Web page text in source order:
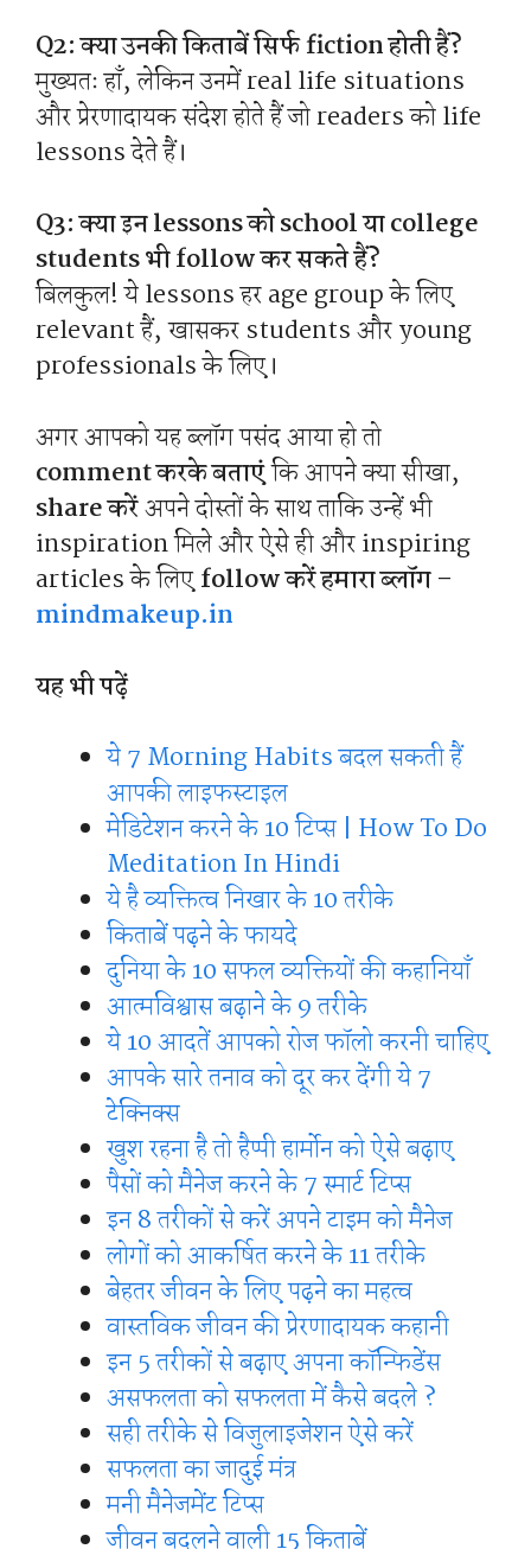
Q2: क्या उनकी किताबें सिर्फ fiction होती हैं?
मुख्यतः हाँ, लेकिन उनमें real life situations
और प्रेरणादायक संदेश होते हैं जो readers को life
lessons देते हैं।
Q3: क्या इन lessons को school या college
students भी follow कर सकते हैं?
बिलकुल! ये lessons हर age group के लिए
relevant हैं, खासकर students और young
professionals के लिए।
अगर आपको यह ब्लॉग पसंद आया हो तो
comment करके बताएंकि आपने क्या सीखा,
share करेंअपने दोस्तों के साथ ताकि उन्हें भी
inspiration मिले और ऐसे ही और inspiring
articles के लिएfollow करें हमारा ब्लॉग –
mindmakeup.in
यह भी पढ़ें
ये 7 Morning Habits बदल सकती हैं
आपकी लाइफस्टाइल
मेडिटेशन करने के 10 टिप्स | How To Do
Meditation In Hindi
ये है व्यक्तित्व निखार के 10 तरीके
किताबें पढ़ने के फायदे
दुनिया के 10 सफल व्यक्तियों की कहानियाँ
आत्मविश्वास बढ़ाने के 9 तरीके
ये 10 आदतें आपको रोज फॉलो करनी चाहिए
आपके सारे तनाव को दूर कर देंगी ये 7
टेक्निक्स
खुश रहना है तो हैप्पी हार्मोन को ऐसे बढ़ाए
पैसों को मैनेज करने के 7 स्मार्ट टिप्स
इन 8 तरीकों से करें अपने टाइम को मैनेज
लोगों को आकर्षित करने के 11 तरीके
बेहतर जीवन के लिए पढ़ने का महत्व
वास्तविक जीवन की प्रेरणादायक कहानी
इन 5 तरीकों से बढ़ाए अपना कॉन्फिडेंस
असफलता को सफलता में कैसे बदले ?
सही तरीके से विजुलाइजेशन ऐसे करें
सफलता का जादुई मंत्र
मनी मैनेजमेंट टिप्स
जीवन बदलने वाली 15 किताबें